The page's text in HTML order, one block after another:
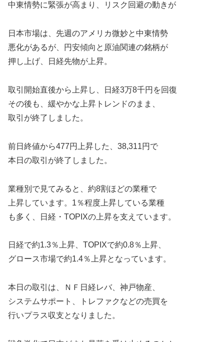
中東情勢に緊張が高まり、リスク回避の動きが
日本市場は、先週のアメリカ微妙と中東情勢
悪化があるが、円安傾向と原油関連の銘柄が
押し上げ、日経先物が上昇。
取引開始直後から上昇し、日経3万8千円を回復
その後も、緩やかな上昇トレンドのまま、
取引が終了しました。
前日終値から477円上昇した、38,311円で
本日の取引が終了しました。
業種別で見てみると、約8割ほどの業種で
上昇しています。1％程度上昇している業種
も多く、日経・TOPIXの上昇を支えています。
日経で約1.3％上昇、TOPIXで約0.8％上昇、
グロース市場で約1.4％上昇となっています。
本日の取引は、ＮＦ日経レバ、神戸物産、
システムサポート、トレファクなどの売買を
行いプラス収支となりました。